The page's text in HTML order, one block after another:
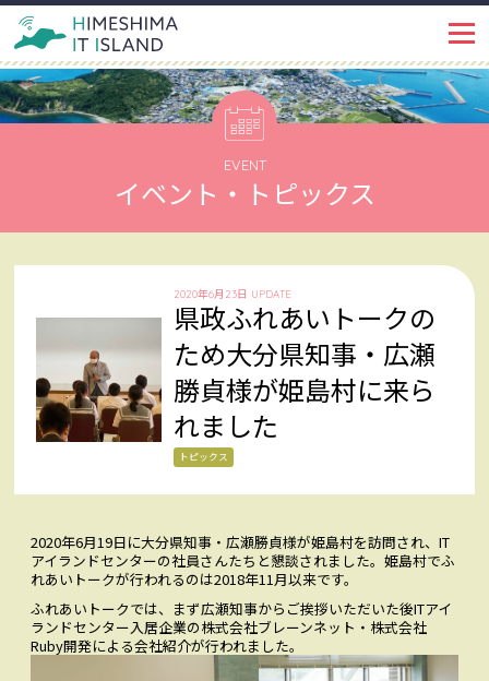
PROJECT IT ISLANDとは
姫島ではたらく
インタビュー
姫島で暮らす
ABOUT 姫島を知る
姫島ブログ
Facebook Facebookでみる
ACCESS アクセス
EVENT
イベント・トピックス
2020年6月23日 UPDATE
県政ふれあいトークの
ため大分県知事・広瀬
勝貞様が姫島村に来ら
れました
トピックス
2020年6月19日に大分県知事・広瀬勝貞様が姫島村を訪問され、IT
アイランドセンターの社員さんたちと懇談されました。姫島村でふ
れあいトークが行われるのは2018年11月以来です。
ふれあいトークでは、まず広瀬知事からご挨拶いただいた後ITアイ
ランドセンター入居企業の株式会社ブレーンネット・株式会社
Ruby開発による会社紹介が行われました。